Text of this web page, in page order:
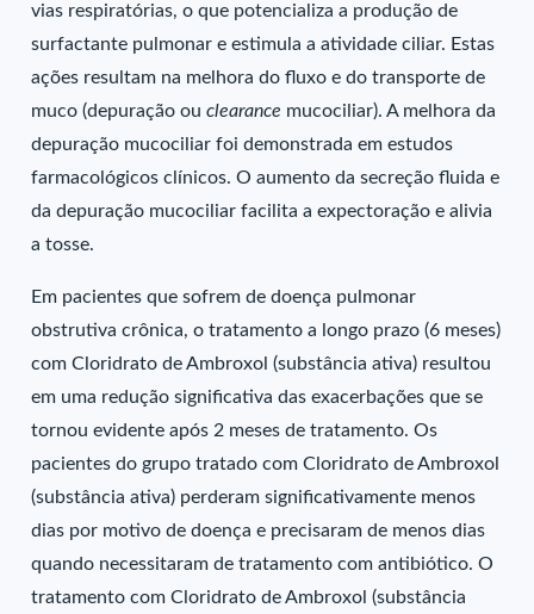
vias respiratórias, o que potencializa a produção de
surfactante pulmonar e estimula a atividade ciliar. Estas
ações resultam na melhora do fluxo e do transporte de
muco (depuração ouclearance mucociliar). A melhora da
depuração mucociliar foi demonstrada em estudos
farmacológicos clínicos. O aumento da secreção fluida e
da depuração mucociliar facilita a expectoração e alivia
a tosse.
Em pacientes que sofrem de doença pulmonar
obstrutiva crônica, o tratamento a longo prazo (6 meses)
com Cloridrato de Ambroxol (substância ativa) resultou
em uma redução significativa das exacerbações que se
tornou evidente após 2 meses de tratamento. Os
pacientes do grupo tratado com Cloridrato de Ambroxol
(substância ativa) perderam significativamente menos
dias por motivo de doença e precisaram de menos dias
quando necessitaram de tratamento com antibiótico. O
tratamento com Cloridrato de Ambroxol (substância